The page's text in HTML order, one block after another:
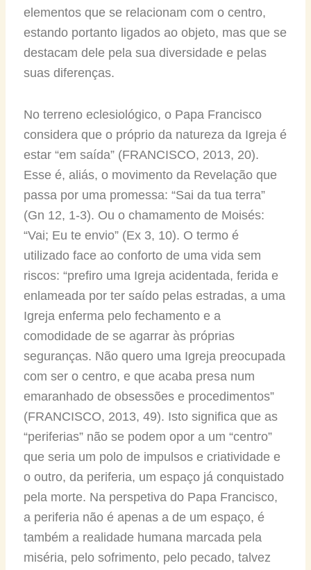
elementos que se relacionam com o centro,
estando portanto ligados ao objeto, mas que se
destacam dele pela sua diversidade e pelas
suas diferenças.
No terreno eclesiológico, o Papa Francisco
considera que o próprio da natureza da Igreja é
estar “em saída” (FRANCISCO, 2013, 20).
Esse é, aliás, o movimento da Revelação que
passa por uma promessa: “Sai da tua terra”
(Gn 12, 1-3). Ou o chamamento de Moisés:
“Vai; Eu te envio” (Ex 3, 10). O termo é
utilizado face ao conforto de uma vida sem
riscos: “prefiro uma Igreja acidentada, ferida e
enlameada por ter saído pelas estradas, a uma
Igreja enferma pelo fechamento e a
comodidade de se agarrar às próprias
seguranças. Não quero uma Igreja preocupada
com ser o centro, e que acaba presa num
emaranhado de obsessões e procedimentos”
(FRANCISCO, 2013, 49). Isto significa que as
“periferias” não se podem opor a um “centro”
que seria um polo de impulsos e criatividade e
o outro, da periferia, um espaço já conquistado
pela morte. Na perspetiva do Papa Francisco,
a periferia não é apenas a de um espaço, é
também a realidade humana marcada pela
miséria, pelo sofrimento, pelo pecado, talvez